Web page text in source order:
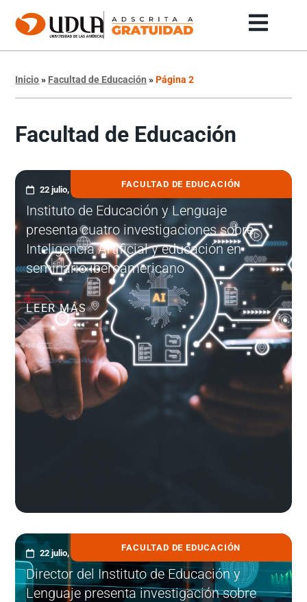
Inicio» Facultad de Educación »Página 2
Facultad de Educación
FACULTAD DE EDUCACIÓN
22 julio, 2026
Instituto de Educación y Lenguaje
presenta cuatro investigaciones sobre
Inteligencia Artificial y educación en
seminario iberoamericano
LEER MÁS
FACULTAD DE EDUCACIÓN
22 julio, 2026
Director del Instituto de Educación y
Lenguaje presenta investigación sobre